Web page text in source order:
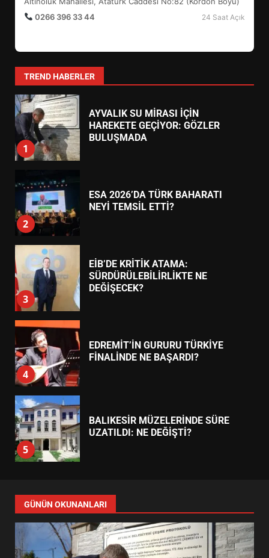
0266 396 33 44
24 Saat Açık
TREND HABERLER
1
HAREKETE GEÇİYOR: GÖZLER
2
ESA 2026’DA TÜRK BAHARATI
NEYİ TEMSİL ETTİ?
3
EİB’DE KRİTİK ATAMA:
SÜRDÜRÜLEBİLİRLİKTE NE
DEĞİŞECEK?
4
EDREMİT’İN GURURU TÜRKİYE
FİNALİNDE NE BAŞARDI?
5
BALIKESİR MÜZELERİNDE SÜRE
UZATILDI: NE DEĞİŞTİ?
6
BURHANİYE SATRANÇ
TURNUVASI KAYITLARI NEYİ
DEĞİŞTİRİYOR?
7
YENİ YÖNETİM NASIL
ŞEKİLLENDİ?
GÜNÜN OKUNANLARI